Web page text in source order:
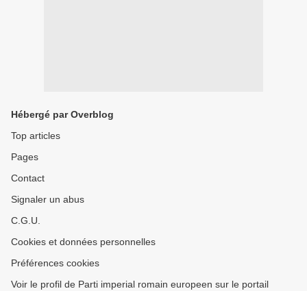
Hébergé par Overblog
Top articles
Pages
Contact
Signaler un abus
C.G.U.
Cookies et données personnelles
Préférences cookies
Voir le profil de Parti imperial romain europeen sur le portail